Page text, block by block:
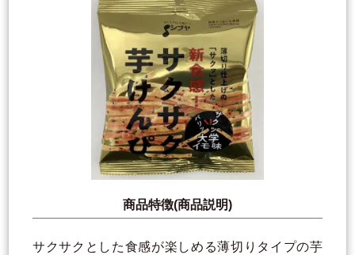
商品特徴(商品説明)
サクサクとした食感が楽しめる薄切りタイプの芋